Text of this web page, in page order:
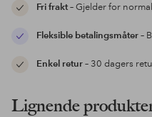
Fri frakt– Gjelder for
Fleksible betalingsmåter–
Enkel retur– 30 dagers
Lignende